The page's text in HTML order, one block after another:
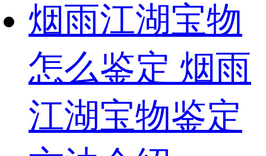
烟雨江湖宝物
怎么鉴定 烟雨
江湖宝物鉴定